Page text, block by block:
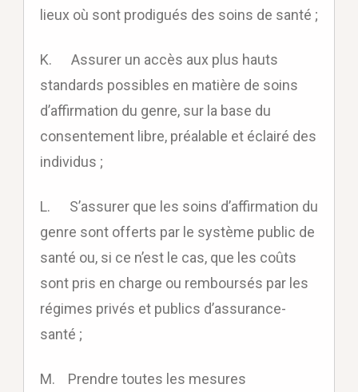
lieux où sont prodigués des soins de santé ;
K. Assurer un accès aux plus hauts
standards possibles en matière de soins
d’affirmation du genre, sur la base du
consentement libre, préalable et éclairé des
individus ;
L. S’assurer que les soins d’affirmation du
genre sont offerts par le système public de
santé ou, si ce n’est le cas, que les coûts
sont pris en charge ou remboursés par les
régimes privés et publics d’assurance-
santé ;
M. Prendre toutes les mesures